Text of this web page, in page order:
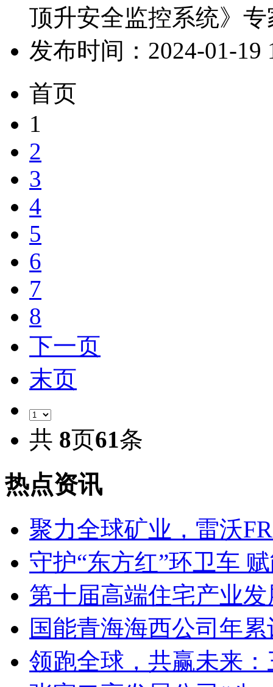
顶升安全监控系统》
发布时间：2024-01-19
首页
1
2
3
4
5
6
7
8
下一页
末页
共 8页61条
热点资讯
聚力全球矿业，雷沃
守护“东方红”环卫车
第十届高端住宅产业
国能青海海西公司年
领跑全球，共赢未来